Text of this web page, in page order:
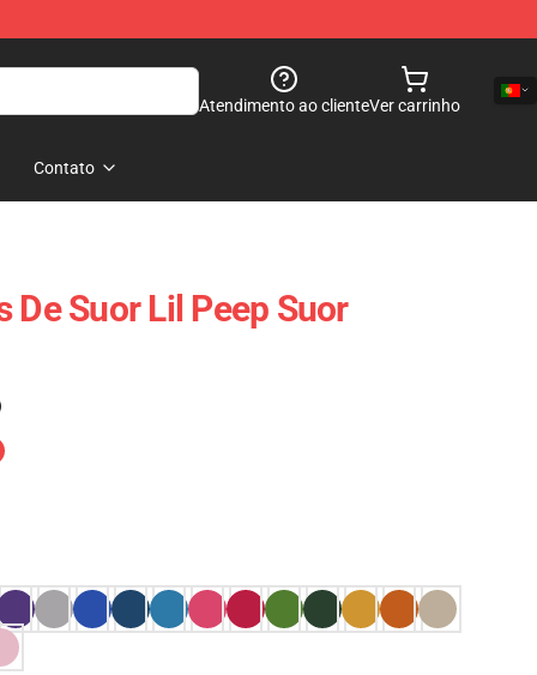
Atendimento ao clienteVer carrinho
Contato
De Suor Lil Peep Suor